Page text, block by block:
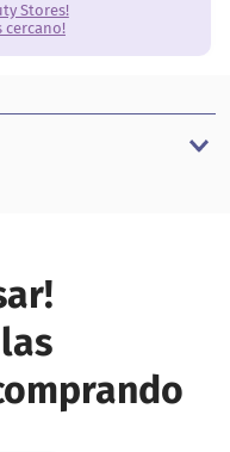
Stores!
cercano!